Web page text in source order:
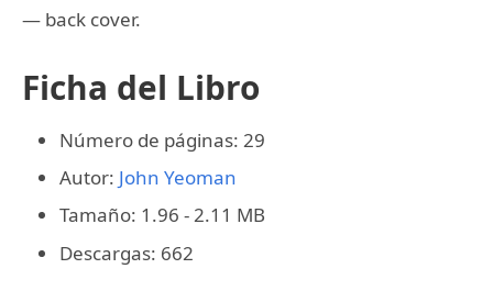
— back cover.
Ficha del Libro
Número de páginas: 29
Autor: John Yeoman
Tamaño: 1.96 - 2.11 MB
Descargas: 662